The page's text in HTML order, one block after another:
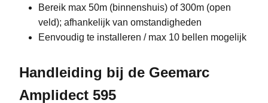
Bereik max 50m (binnenshuis) of 300m (open
veld); afhankelijk van omstandigheden
Eenvoudig te installeren / max 10 bellen mogelijk
Handleiding bij de Geemarc
Amplidect 595